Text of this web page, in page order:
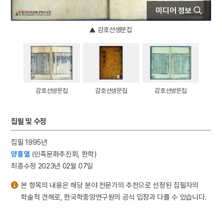
미디어 정보
감호선생문집
감호선생문집 감호선생문집 감호선생문집
집필 및 수정
집필 1995년
양홍열 (민족문화추진회, 한학)
최종수정 2023년 02월 07일
본 항목의 내용은 해당 분야 전문가의 추천으로 선정된 집필자의
학술적 견해로, 한국학중앙연구원의 공식 입장과 다를 수 있습니다.